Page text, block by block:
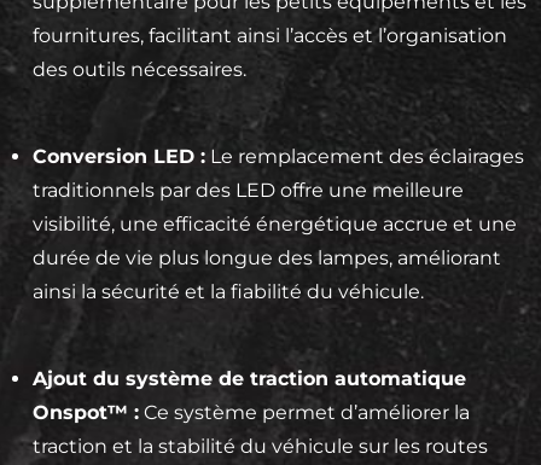
fournitures, facilitant ainsi l’accès et l’organisation
des outils nécessaires.
Conversion LED : Le remplacement des éclairages
traditionnels par des LED offre une meilleure
visibilité, une efficacité énergétique accrue et une
durée de vie plus longue des lampes, améliorant
ainsi la sécurité et la fiabilité du véhicule.
Ajout du système de traction automatique
Onspot™ : Ce système permet d’améliorer la
traction et la stabilité du véhicule sur les routes